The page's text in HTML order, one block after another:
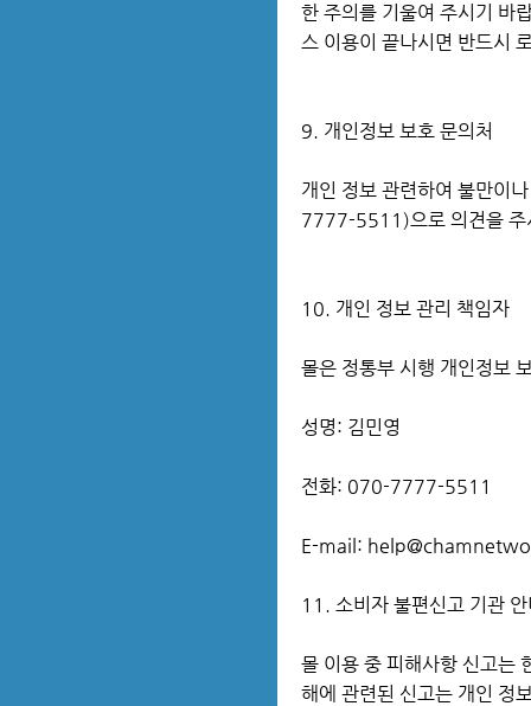
한 주의를 기울여 주시기 바
스 이용이 끝나시면 반드시
9. 개인정보 보호 문의처
개인 정보 관련하여 불만이
7777-5511)으로 의견을 주
10. 개인 정보 관리 책임자
몰은 정통부 시행 개인정보
성명: 김민영
전화: 070-7777-5511
E-mail:
11. 소비자 불편신고 기관
몰 이용 중 피해사항 신고
해에 관련된 신고는 개인